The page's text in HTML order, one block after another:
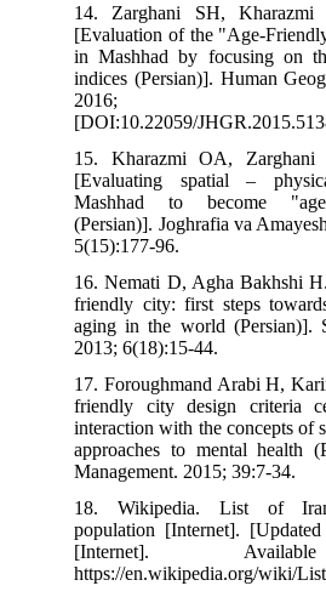
14.
[Evaluation
in Mashhad
indices
15.
Mashhad
(Persian)].
16. Nemati
friendly
aging in the
17.
friendly city
interaction
approaches
Management.
18.
population
https://